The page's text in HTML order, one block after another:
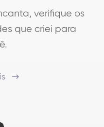
verifique os
que criei para